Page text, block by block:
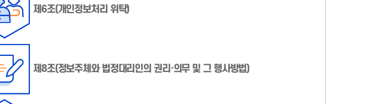
제6조(개인정보처리 위탁)
제8조(정보주체와 법정대리인의 권리·의무 및 그 행사방법)